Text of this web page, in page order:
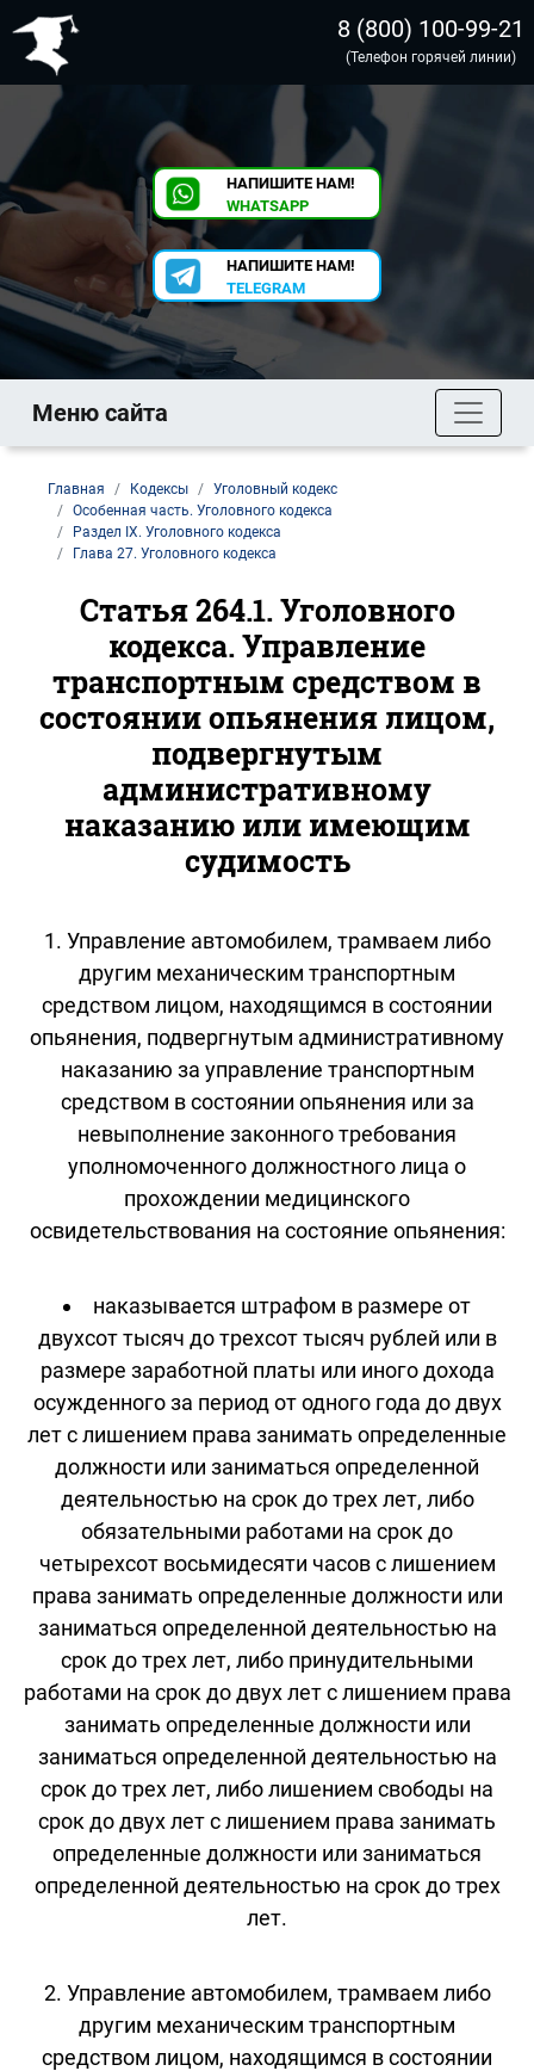
8 (800) 100-99-21
(Телефон горячей линии)
НАПИШИТЕ НАМ!
WHATSAPP
НАПИШИТЕ НАМ!
TELEGRAM
Меню сайта
Главная Кодексы
Уголовный кодекс
Особенная часть. Уголовного кодекса
Раздел IX. Уголовного кодекса
Глава 27. Уголовного кодекса
Статья 264.1. Уголовного
кодекса. Управление
транспортным средством в
состоянии опьянения лицом,
подвергнутым
административному
наказанию или имеющим
судимость
1. Управление автомобилем, трамваем либо
другим механическим транспортным
средством лицом, находящимся в состоянии
опьянения, подвергнутым административному
наказанию за управление транспортным
средством в состоянии опьянения или за
невыполнение законного требования
уполномоченного должностного лица о
прохождении медицинского
освидетельствования на состояние опьянения:
наказывается штрафом в размере от
двухсот тысяч до трехсот тысяч рублей или в
размере заработной платы или иного дохода
осужденного за период от одного года до двух
лет с лишением права занимать определенные
должности или заниматься определенной
деятельностью на срок до трех лет, либо
обязательными работами на срок до
четырехсот восьмидесяти часов с лишением
права занимать определенные должности или
заниматься определенной деятельностью на
срок до трех лет, либо принудительными
работами на срок до двух лет с лишением права
занимать определенные должности или
заниматься определенной деятельностью на
срок до трех лет, либо лишением свободы на
срок до двух лет с лишением права занимать
определенные должности или заниматься
определенной деятельностью на срок до трех
лет.
2. Управление автомобилем, трамваем либо
другим механическим транспортным
средством лицом, находящимся в состоянии